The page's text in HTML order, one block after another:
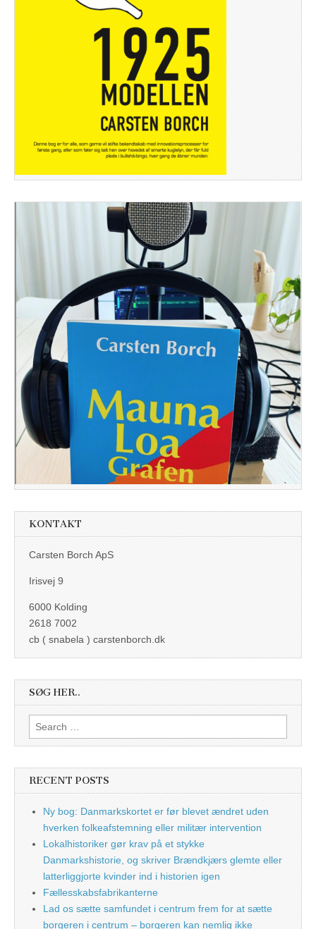
KONTAKT
Carsten Borch ApS
Irisvej 9
6000 Kolding
2618 7002
cb ( snabela ) carstenborch.dk
SØG HER..
Search
for:
RECENT POSTS
Ny bog: Danmarkskortet er før blevet ændret uden
hverken folkeafstemning eller militær intervention
Lokalhistoriker gør krav på et stykke
Danmarkshistorie, og skriver Brændkjærs glemte eller
latterliggjorte kvinder ind i historien igen
Fællesskabsfabrikanterne
Lad os sætte samfundet i centrum frem for at sætte
borgeren i centrum – borgeren kan nemlig ikke